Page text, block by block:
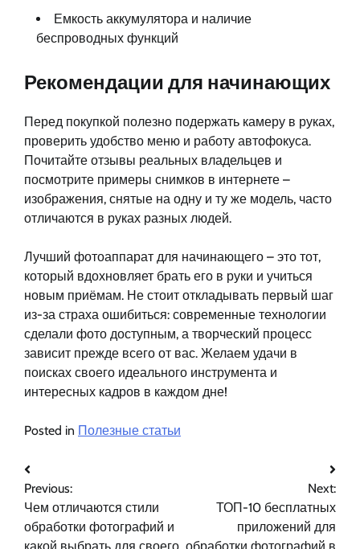
Емкость аккумулятора и наличие
беспроводных функций
Рекомендации для начинающих
Перед покупкой полезно подержать камеру в руках,
проверить удобство меню и работу автофокуса.
Почитайте отзывы реальных владельцев и
посмотрите примеры снимков в интернете –
изображения, снятые на одну и ту же модель, часто
отличаются в руках разных людей.
Лучший фотоаппарат для начинающего – это тот,
который вдохновляет брать его в руки и учиться
новым приёмам. Не стоит откладывать первый шаг
из-за страха ошибиться: современные технологии
сделали фото доступным, а творческий процесс
зависит прежде всего от вас. Желаем удачи в
поисках своего идеального инструмента и
интересных кадров в каждом дне!
Posted in Полезные статьи
Навигация
по
записям
Previous:
Чем отличаются стили
обработки фотографий и
Next:
ТОП-10 бесплатных
приложений для